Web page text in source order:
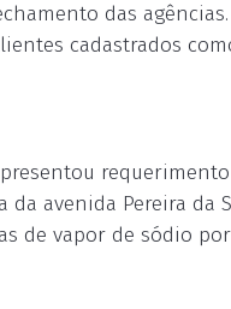
das
cadastrados
avenida Pereira da
de vapor de sódio por